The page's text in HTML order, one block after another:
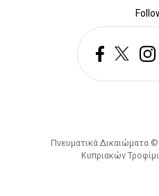
Πνευματικά Δικαιώματα
Κυπριακών